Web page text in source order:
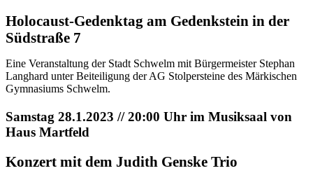
Holocaust-Gedenktag am Gedenkstein in der
Südstraße 7
Eine Veranstaltung der Stadt Schwelm mit Bürgermeister Stephan
Langhard unter Beiteiligung der AG Stolpersteine des Märkischen
Gymnasiums Schwelm.
Samstag 28.1.2023 // 20:00 Uhr im Musiksaal von
Haus Martfeld
Konzert mit dem Judith Genske Trio